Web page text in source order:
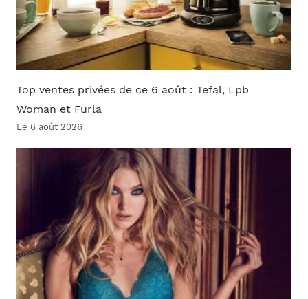
Top ventes privées de ce 6 août : Tefal, Lpb
Woman et Furla
Le 6 août 2026